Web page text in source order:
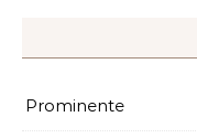
Prominente